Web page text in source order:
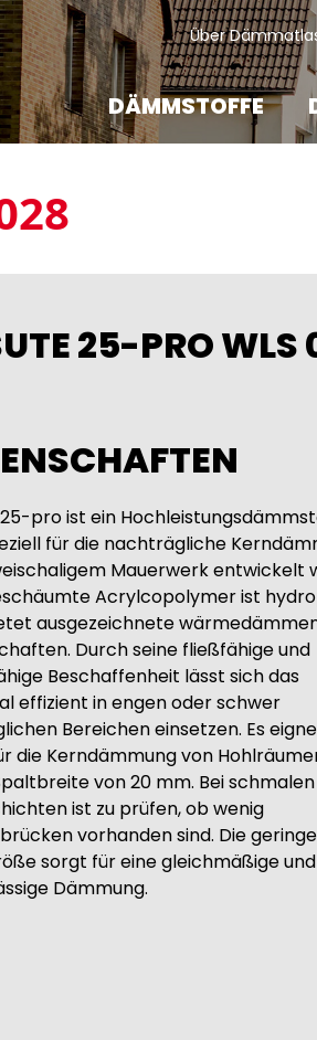
Über
DÄMMSTOFFE
25-PRO WLS
pro ist ein
für die nachträgliche
Mauerwerk entwickelt
Acrylcopolymer ist
ausgezeichnete
Durch seine fließfähige und
Beschaffenheit lässt sich das
effizient in engen oder schwer
Bereichen einsetzen. Es
die Kerndämmung von
von 20 mm. Bei schmalen
ist zu prüfen, ob wenig
vorhanden sind. Die geringe
sorgt für eine gleichmäßige und
Dämmung.